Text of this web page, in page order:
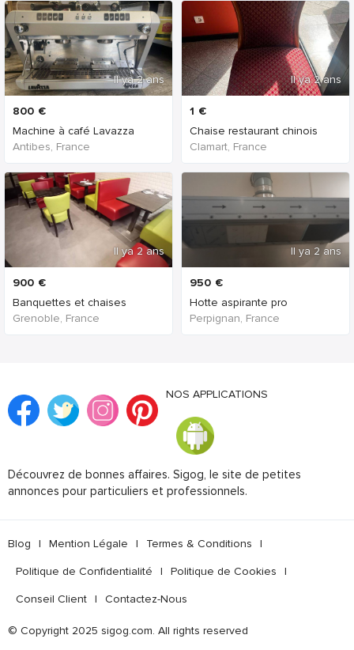
Il ya 2 ans
800 €
Machine à café Lavazza
Antibes, France
Il ya 2 ans
900 €
Banquettes et chaises
Grenoble, France
Il ya 2 ans
1 €
Chaise restaurant chinois
Clamart, France
Il ya 2 ans
950 €
Hotte aspirante pro
Perpignan, France
NOS APPLICATIONS
Découvrez de bonnes affaires. Sigog, le site de petites
annonces pour particuliers et professionnels.
Blog | Mention Légale | Termes & Conditions |
Politique de Confidentialité | Politique de Cookies |
Conseil Client | Contactez-Nous
© Copyright 2025 sigog.com. All rights reserved